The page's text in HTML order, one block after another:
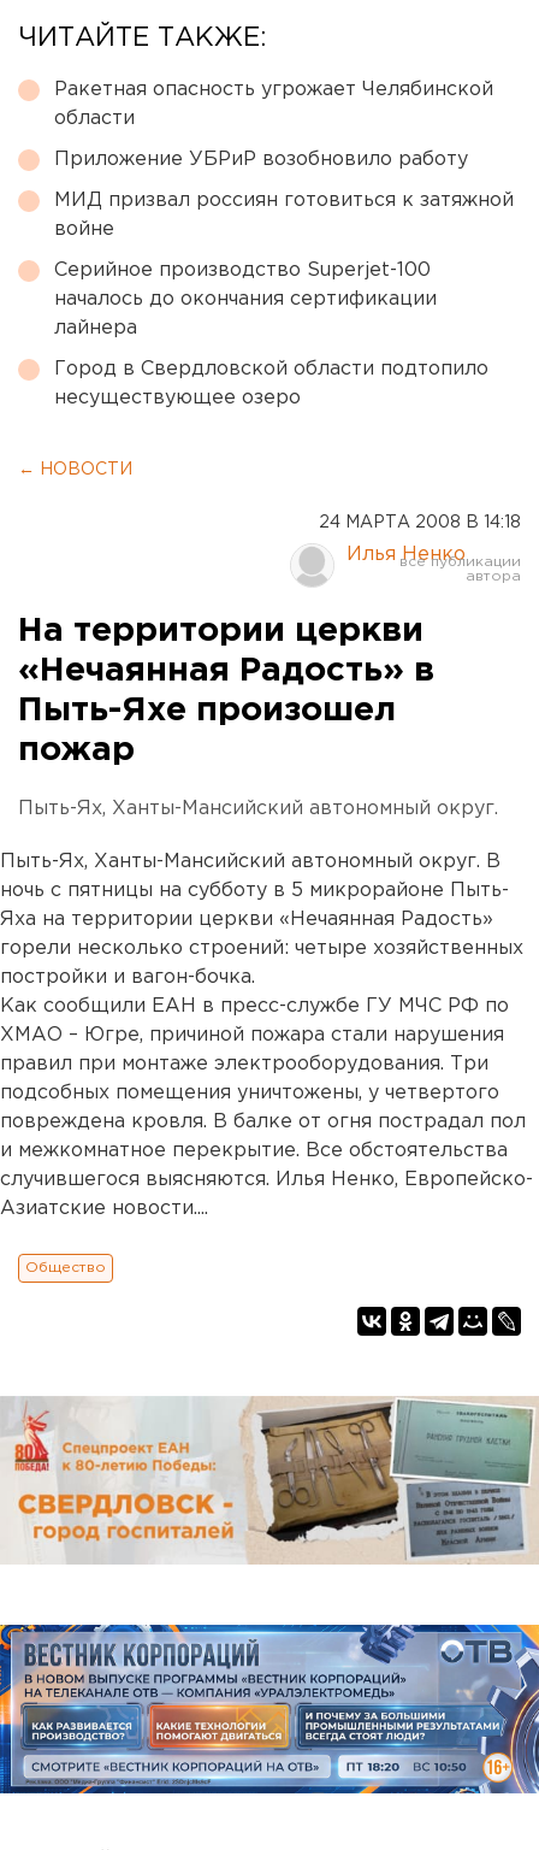
ЧИТАЙТЕ ТАКЖЕ:
Ракетная опасность угрожает Челябинской
области
Приложение УБРиР возобновило работу
МИД призвал россиян готовиться к затяжной
войне
Серийное производство Superjet-100
началось до окончания сертификации
лайнера
Город в Свердловской области подтопило
несуществующее озеро
← НОВОСТИ
24 МАРТА 2008 В 14:18
Илья Ненко
На территории церкви
«Нечаянная Радость» в
Пыть-Яхе произошел
пожар
Пыть-Ях, Ханты-Мансийский автономный округ.
Пыть-Ях, Ханты-Мансийский автономный округ. В
ночь с пятницы на субботу в 5 микрорайоне Пыть-
Яха на территории церкви «Нечаянная Радость»
горели несколько строений: четыре хозяйственных
постройки и вагон-бочка.
Как сообщили ЕАН в пресс-службе ГУ МЧС РФ по
ХМАО – Югре, причиной пожара стали нарушения
правил при монтаже электрооборудования. Три
подсобных помещения уничтожены, у четвертого
повреждена кровля. В балке от огня пострадал пол
и межкомнатное перекрытие. Все обстоятельства
случившегося выясняются. Илья Ненко, Европейско-
Азиатские новости....
Общество